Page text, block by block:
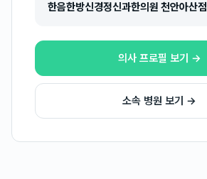
한음한방신경정신과한의원 천안아산점
의사 프로필 보기 →
소속 병원 보기 →